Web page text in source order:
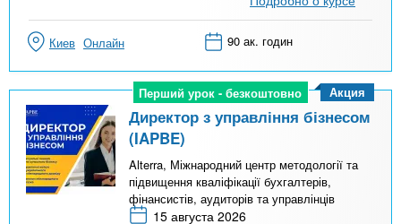
Киев Онлайн 90 ак. годин
Перший урок - безкоштовно
Перший урок - безкоштовно
Директор з управління бізнесом
(IAPBE)
Alterra, Міжнародний центр методології та
підвищення кваліфікації бухгалтерів,
фінансистів, аудиторів та управлінців
15 августа 2026
Акция